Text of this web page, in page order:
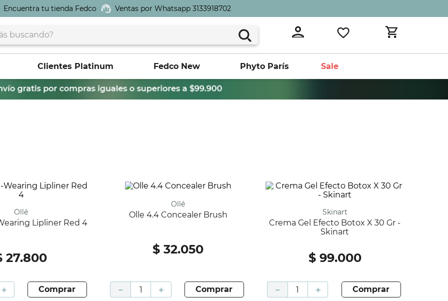
Encuentra tu tienda Fedco Ventas por Whatsapp 3133918702
Clientes Platinum Fedco New Phyto París Sale
Ollé
Lipliner Red 4
27.800
＋ comprar
Ollé
Olle 4.4 Concealer Brush
$ 32.050
＋
－ comprar
Skinart
Crema Gel Efecto Botox X 30 Gr -
Skinart
$ 99.000
＋
－ comprar